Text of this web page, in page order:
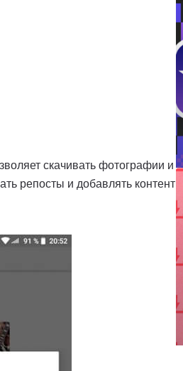
скачивать фотографии и
репосты и добавлять контент